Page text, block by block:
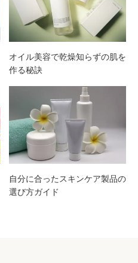
オイル美容で乾燥知らずの肌を
作る秘訣
自分に合ったスキンケア製品の
選び方ガイド